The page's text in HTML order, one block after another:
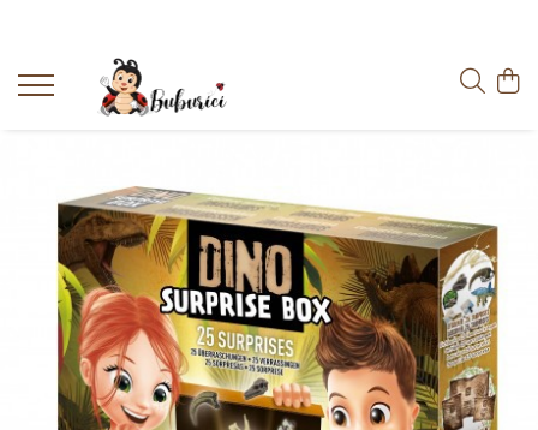
Categorii
Construcții
Accesorii
Exterior
Interior
Bucătărie